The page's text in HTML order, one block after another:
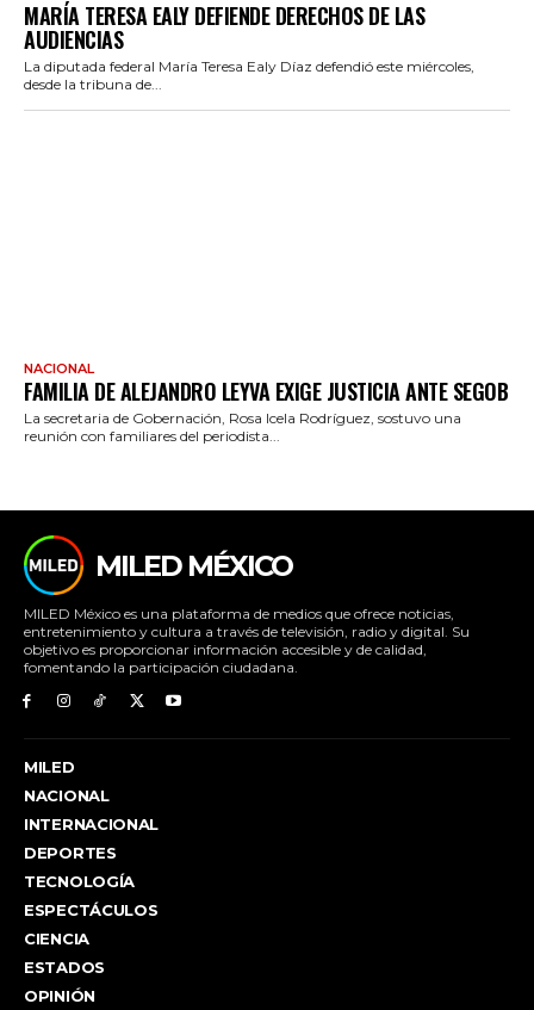
MARÍA TERESA EALY DEFIENDE DERECHOS DE LAS
AUDIENCIAS
La diputada federal María Teresa Ealy Díaz defendió este miércoles,
desde la tribuna de...
NACIONAL
FAMILIA DE ALEJANDRO LEYVA EXIGE JUSTICIA ANTE SEGOB
La secretaria de Gobernación, Rosa Icela Rodríguez, sostuvo una
reunión con familiares del periodista...
MILED MÉXICO
MILED México es una plataforma de medios que ofrece noticias,
entretenimiento y cultura a través de televisión, radio y digital. Su
objetivo es proporcionar información accesible y de calidad,
fomentando la participación ciudadana.
MILED
NACIONAL
INTERNACIONAL
DEPORTES
TECNOLOGÍA
ESPECTÁCULOS
CIENCIA
ESTADOS
OPINIÓN